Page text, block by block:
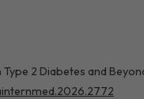
2 Diabetes and